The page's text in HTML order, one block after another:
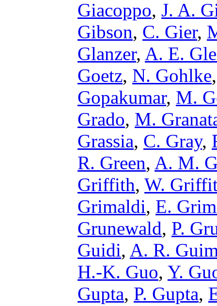
Giacoppo, J. A.
Gibson, C. Gier,
Glanzer, A. E.
Goetz, N. Gohlke
Gopakumar, M.
Grado, M.
Grassia, C. Gray,
R. Green, A. M.
Griffith, W.
Grimaldi, E.
Grunewald, P.
Guidi, A. R.
H.-K. Guo, Y.
Gupta, P. Gupta,